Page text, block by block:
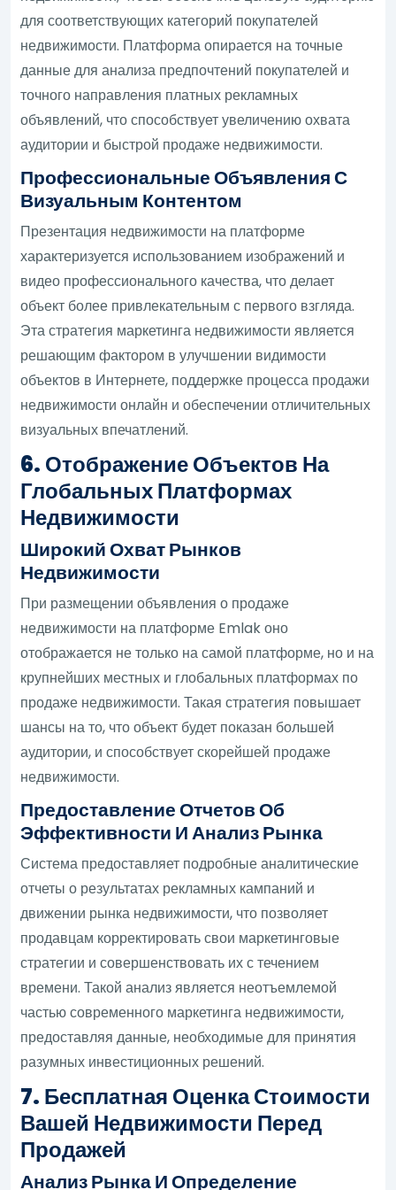
для соответствующих категорий покупателей
недвижимости. Платформа опирается на точные
данные для анализа предпочтений покупателей и
точного направления платных рекламных
объявлений, что способствует увеличению охвата
аудитории и быстрой продаже недвижимости.
Профессиональные Объявления С
Визуальным Контентом
Презентация недвижимости на платформе
характеризуется использованием изображений и
видео профессионального качества, что делает
объект более привлекательным с первого взгляда.
Эта стратегия маркетинга недвижимости является
решающим фактором в улучшении видимости
объектов в Интернете, поддержке процесса продажи
недвижимости онлайн и обеспечении отличительных
визуальных впечатлений.
6. Отображение Объектов На
Глобальных Платформах
Недвижимости
Широкий Охват Рынков
Недвижимости
При размещении объявления о продаже
недвижимости на платформе Emlak оно
отображается не только на самой платформе, но и на
крупнейших местных и глобальных платформах по
продаже недвижимости. Такая стратегия повышает
шансы на то, что объект будет показан большей
аудитории, и способствует скорейшей продаже
недвижимости.
Предоставление Отчетов Об
Эффективности И Анализ Рынка
Система предоставляет подробные аналитические
отчеты о результатах рекламных кампаний и
движении рынка недвижимости, что позволяет
продавцам корректировать свои маркетинговые
стратегии и совершенствовать их с течением
времени. Такой анализ является неотъемлемой
частью современного маркетинга недвижимости,
предоставляя данные, необходимые для принятия
разумных инвестиционных решений.
7. Бесплатная Оценка Стоимости
Вашей Недвижимости Перед
Продажей
Анализ Рынка И Определение